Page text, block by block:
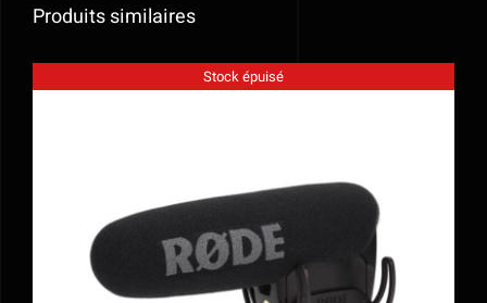
Produits similaires
Stock épuisé